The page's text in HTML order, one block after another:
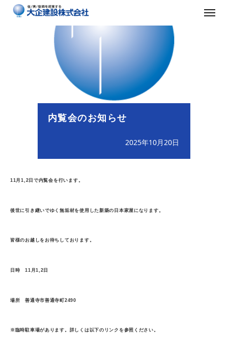
内覧会のお知らせ
2025年10月20日
11月1,2日で内覧会を行います。
後世に引き継いでゆく無垢材を使用した新築の日本家屋になります。
皆様のお越しをお待ちしております。
日時 11月1,2日
場所 善通寺市善通寺町2490
※臨時駐車場があります。詳しくは以下のリンクを参照ください。